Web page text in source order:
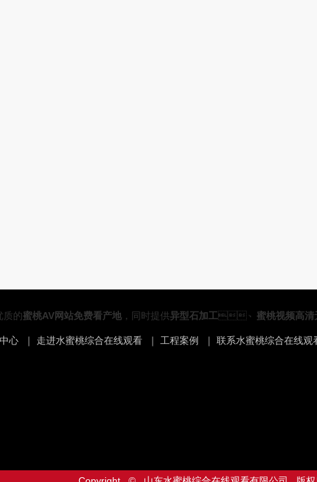
质的蜜桃AV网站免费看产地 ，同时提供异型石加工、 蜜桃视频高
心 ｜ 走进水蜜桃综合在线观看 ｜ 工程案例 ｜ 联系水蜜桃综合在线观